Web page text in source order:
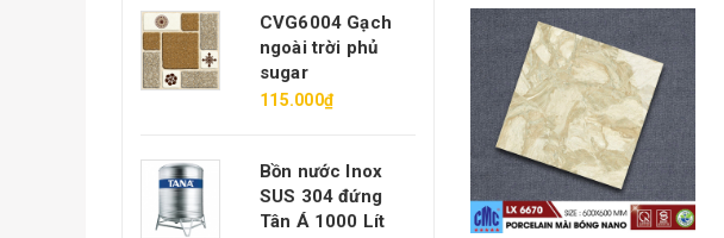
CVG6004 Gạch
ngoài trời phủ
sugar
115.000₫
Bồn nước Inox
SUS 304 đứng
Tân Á 1000 Lít